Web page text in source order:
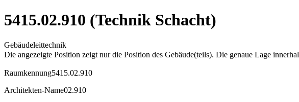
5415.02.910 (Technik Schacht)
Gebäudeleittechnik
Die angezeigte Position zeigt nur die Position des Gebäude(teils). Die genaue Lage
Raumkennung5415.02.910
Architekten-Name02.910